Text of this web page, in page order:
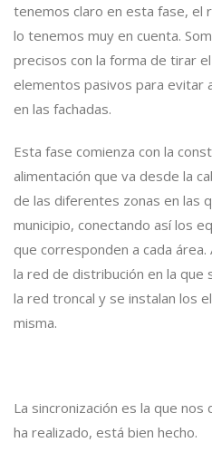
tenemos claro en esta fase, el
lo tenemos muy en cuenta.
precisos con la forma de tirar
elementos pasivos para evitar
en las fachadas.
Esta fase comienza con la
alimentación que va desde la
de las diferentes zonas en las
municipio, conectando así los
que corresponden a cada
la red de distribución en la que
la red troncal y se instalan los
misma.
La sincronización es la que
ha realizado, está bien hecho.